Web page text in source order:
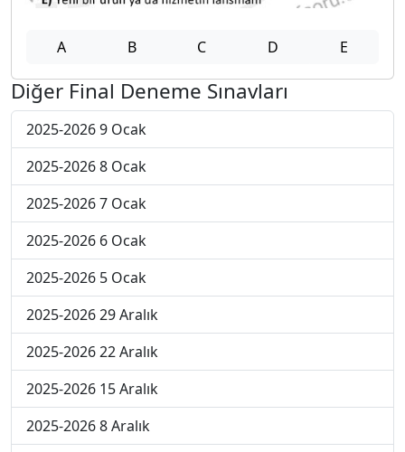
A B C D E
Diğer Final Deneme Sınavları
2025-2026 9 Ocak
2025-2026 8 Ocak
2025-2026 7 Ocak
2025-2026 6 Ocak
2025-2026 5 Ocak
2025-2026 29 Aralık
2025-2026 22 Aralık
2025-2026 15 Aralık
2025-2026 8 Aralık